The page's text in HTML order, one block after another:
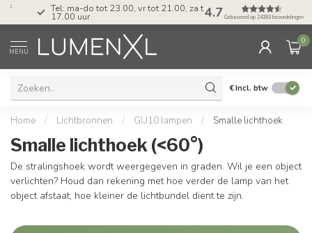
Tel: ma-do tot 23.00, vr tot 21.00, za tot
17.00 uur 4.7 Gebaseerd op 24393 beoordelingen
MENU
0
€Incl. btw
Home / Lichtbronnen / GU10 lampen / Smalle lichthoek
Smalle lichthoek (<60°)
De stralingshoek wordt weergegeven in graden. Wil je een object
verlichten? Houd dan rekening met hoe verder de lamp van het
object afstaat, hoe kleiner de lichtbundel dient te zijn.